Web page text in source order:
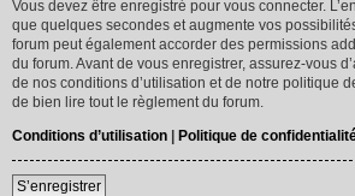
Vous devez être enregistré pour vous connecter.
que quelques secondes et augmente vos
forum peut également accorder des permissions
du forum. Avant de vous enregistrer, assurez-vous
de nos conditions d’utilisation et de notre politique
de bien lire tout le règlement du forum.
Conditions d’utilisation | Politique de
S’enregistrer